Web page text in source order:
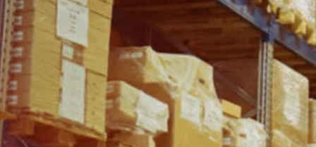
clear
arrow_back_ios_new
favorite
share